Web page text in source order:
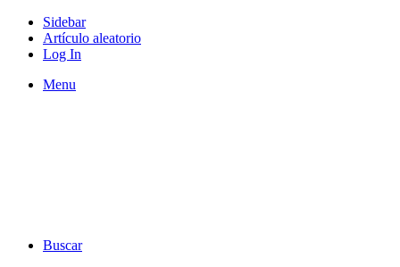
Sidebar
Artículo aleatorio
Log In
Menu
Buscar